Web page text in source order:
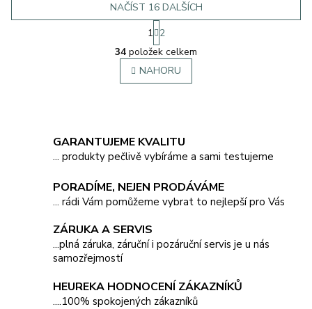
O
v
l
á
í
p
r
k
y
p
u
NAČÍST 16 DALŠÍCH
S
t
r
á
n
k
í
1 2
34 položek celkem
NAHORU
GARANTUJEME KVALITU
... produkty pečlivě vybíráme a sami testujeme
PORADÍME, NEJEN PRODÁVÁME
... rádi Vám pomůžeme vybrat to nejlepší pro Vás
ZÁRUKA A SERVIS
...plná záruka, záruční i pozáruční servis je u nás
samozřejmostí
HEUREKA HODNOCENÍ ZÁKAZNÍKŮ
....100% spokojených zákazníků